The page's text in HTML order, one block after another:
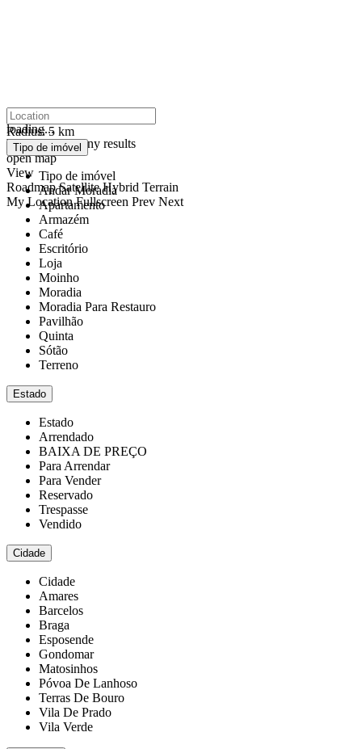
click to enable zoom
loading...
We didn't find any results
open map
View
Roadmap Satellite Hybrid Terrain
My Location Fullscreen Prev Next
Radius:5 km
Tipo de imóvel
Tipo de imóvel
Andar Moradia
Apartamento
Armazém
Café
Escritório
Loja
Moinho
Moradia
Moradia Para Restauro
Pavilhão
Quinta
Sótão
Terreno
Estado
Estado
Arrendado
BAIXA DE PREÇO
Para Arrendar
Para Vender
Reservado
Trespasse
Vendido
Cidade
Cidade
Amares
Barcelos
Braga
Esposende
Gondomar
Matosinhos
Póvoa De Lanhoso
Terras De Bouro
Vila De Prado
Vila Verde